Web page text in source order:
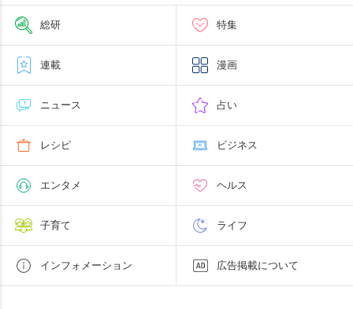
総研 特集
連載 漫画
ニュース 占い
レシピ ビジネス
エンタメ ヘルス
子育て ライフ
インフォメーション 広告掲載について